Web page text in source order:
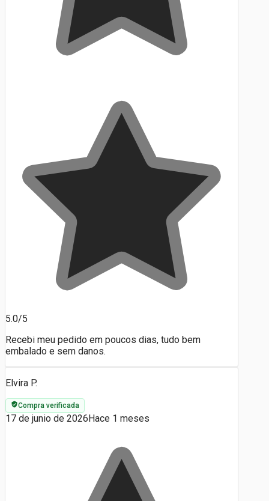
5.0/5
Recebi meu pedido em poucos dias, tudo bem
embalado e sem danos.
Elvira P.
Compra verificada
17 de junio de 2026Hace 1 meses